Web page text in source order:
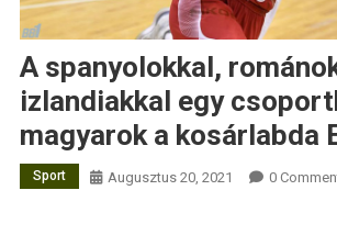
A spanyolokkal,
izlandiakkal egy
magyarok a kosárlabda
Sport Augusztus 20, 2021 0